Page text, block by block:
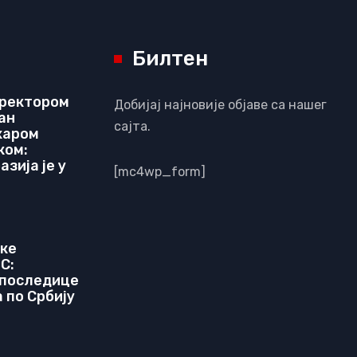
је у
Србију
Билтен
Добијај најновије објаве са нашег
сајта.
[mc4wp_form]